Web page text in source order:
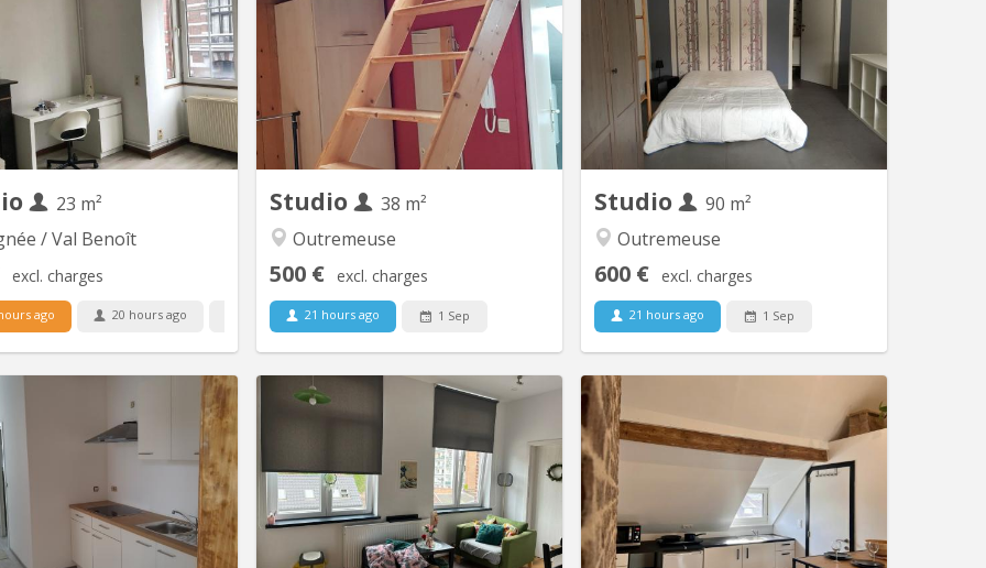
résidence avec entrée sécurisée.
situation à deux pas du centre
de Liège.
MEUBLE à LOUER (Chez l'habitant)
Libre à partir du 12 SEPTEMBRE 2026 !
- entrée privative et indépendante de la
maison. - 1er étage - place de parking
privée sous carport ; - situé dans un
village calme. Entièrement équipé
comme suit : • Hall d’entrée : avec...
(Hyper-centre de Liège) Idéalement
situé Rue Saint-Adalbert 9D, en plein
cœur de Liège, dans le piétonnier du
Carré Ce studio de 28 m² se trouve au
5ᵉ étage d'une résidence calme avec
ascenseur et hall d'entrée sécurisé.
Situation privilégiée : En plein...
23 m²
/ Val Benoît
excl. charges
ago 20 hours ago
KL 14524
étudiant
Studio
38 m²
Outremeuse
500 € excl. charges
21 hours ago 1 Sep
KL 12891
Studio avec chambre en mezzanine.
Très lumineux.
Studio
90 m²
Outremeuse
600 € excl. charges
21 hours ago 1 Sep
KL 9692
Appartement - Kot meublé 4 pièces
pour étudiants composé d une
chambre, d'une salle de bain avec
douche, d'un séjour et d'une cuisine
équipée. Possibilité de parking pour
voiture. Dans une cour au calme A
50m de l'école André Vésale